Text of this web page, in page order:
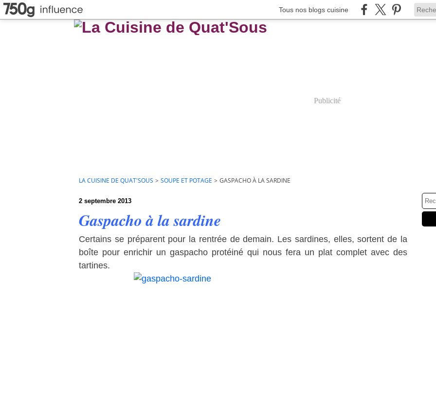
Tous nos blogs cuisine
Publicité
LA CUISINE DE QUAT'SOUS > SOUPE ET POTAGE > GASPACHO À LA SARDINE
2 septembre 2013
Gaspacho à la sardine
Certains se préparent pour la rentrée de demain. Les sardines, elles, sortent de la
boîte pour enrichir un gaspacho protéiné qui nous fera un plat complet avec des
tartines.